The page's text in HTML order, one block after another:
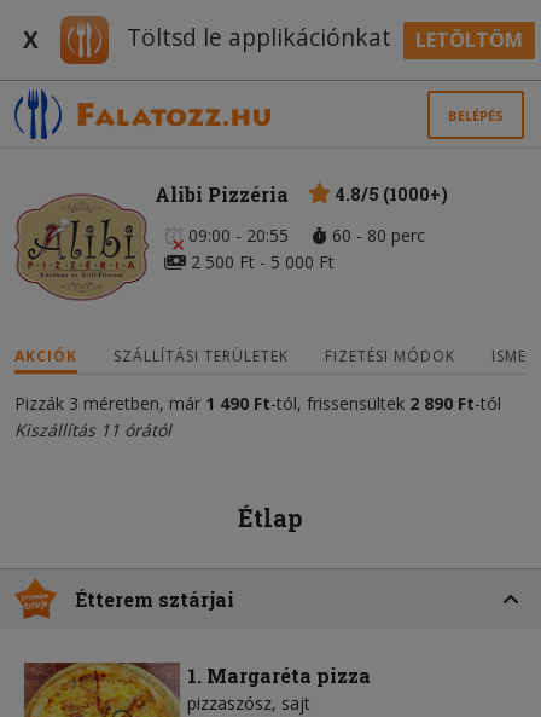
X Töltsd le applikációnkat LETÖLTÖM
BELÉPÉS
Alibi Pizzéria
4.8/5 (1000+)
09:00 - 20:55
60 - 80 perc
2 500 Ft - 5 000 Ft
AKCIÓK SZÁLLÍTÁSI TERÜLETEK FIZETÉSI MÓDOK
Pizzák 3 méretben, már 1 490 Ft-tól, frissensültek 2 890 Ft-tól
Kiszállítás 11 órától
Étlap
Étterem sztárjai
1. Margaréta pizza
pizzaszósz sajt